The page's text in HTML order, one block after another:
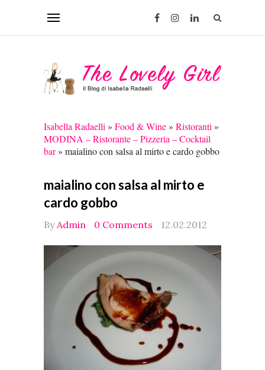
Isabella Radaelli » Food & Wine» Ristoranti »
MODINA – Ristorante – Pizzeria – Cocktail
bar» maialino con salsa al mirto e cardo gobbo
maialino con salsa al mirto e
cardo gobbo
ByAdmin 0 Comments 12.02.2012